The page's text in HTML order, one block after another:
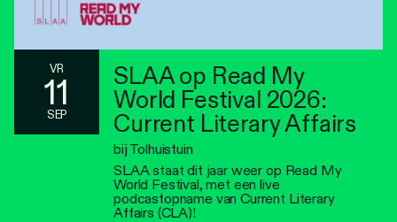
VR
11
SEP
SLAA op Read My
World Festival 2026:
Current Literary Affairs
bij Tolhuistuin
SLAA staat dit jaar weer op Read My
World Festival, met een live
podcastopname van Current Literary
Affairs (CLA)!